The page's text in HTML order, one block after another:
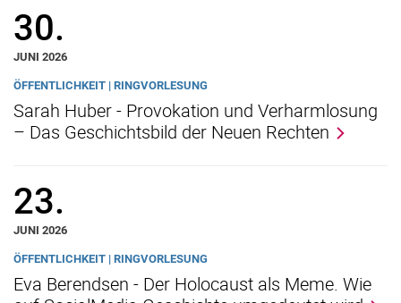
30.
JUNI 2026
ÖFFENTLICHKEIT | RINGVORLESUNG
Sarah Huber - Provokation und Verharmlosung
– Das Geschichtsbild der Neuen Rechten
23.
JUNI 2026
ÖFFENTLICHKEIT | RINGVORLESUNG
Eva Berendsen - Der Holocaust als Meme. Wie